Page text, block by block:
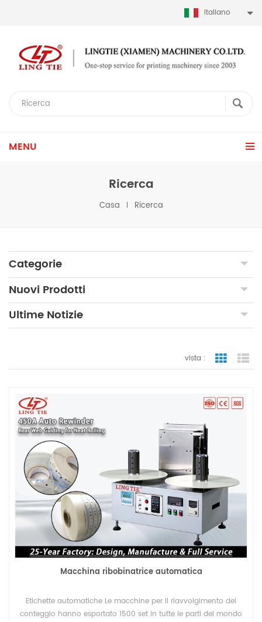
Italiano
MENU
Ricerca
Casa Ricerca
Categorie
Nuovi Prodotti
Ultime Notizie
vista : vista a
Macchina ribobinatrice automatica
Etichette automatiche Le macchine per il riavvolgimento del
conteggio hanno esportato 1500 set in tutte le parti del mondo